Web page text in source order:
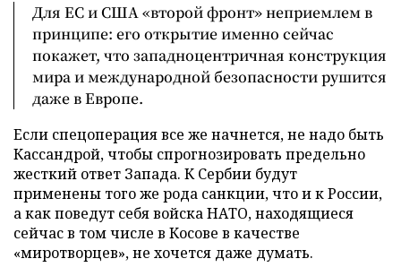
Для ЕС и США «второй фронт» неприемлем в
принципе: его открытие именно сейчас
покажет, что западноцентричная конструкция
мира и международной безопасности рушится
даже в Европе.
Если спецоперация все же начнется, не надо быть
Кассандрой, чтобы спрогнозировать предельно
жесткий ответ Запада. К Сербии будут
применены того же рода санкции, что и к России,
а как поведут себя войска НАТО, находящиеся
сейчас в том числе в Косове в качестве
«миротворцев», не хочется даже думать.